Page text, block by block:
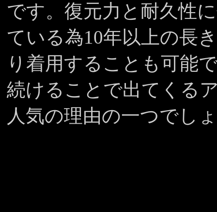
です。復元力と耐久性
ている為10年以上の長
り着用することも可能
続けることで出てくる
人気の理由の一つでし